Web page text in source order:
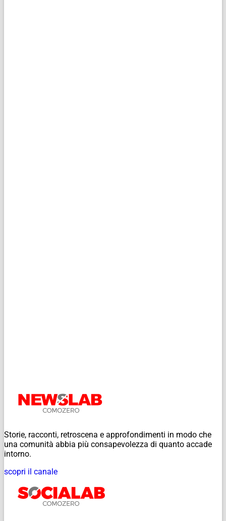
Storie, racconti, retroscena e approfondimenti in modo che
una comunità abbia più consapevolezza di quanto accade
intorno.
scopri il canale